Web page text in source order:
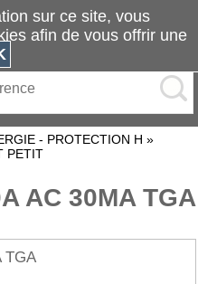
- PROTECTION H »
PETIT
AC 30MA TGA
TGA
sur ce site, vous
afin de vous offrir une